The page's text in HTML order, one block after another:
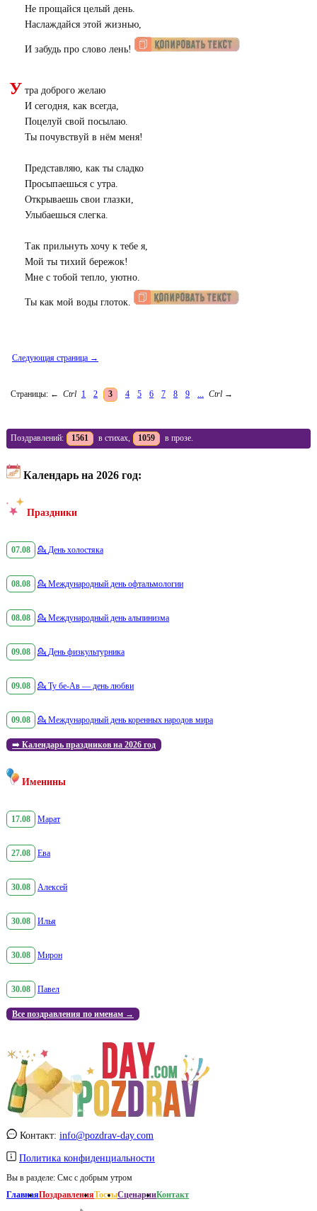
Не прощайся целый день.
Наслаждайся этой жизнью,
И забудь про слово лень!
У тра доброго желаю
И сегодня, как всегда,
Поцелуй свой посылаю.
Ты почувствуй в нём меня!
Представляю, как ты сладко
Просыпаешься с утра.
Открываешь свои глазки,
Улыбаешься слегка.
Так прильнуть хочу к тебе я,
Мой ты тихий бережок!
Мне с тобой тепло, уютно.
Ты как мой воды глоток.
Следующая страница →
Страницы: ← Ctrl 1 2 3 4 5 6 7 8 9 ... Ctrl →
Поздравлений: 1561 в стихах, 1059 в прозе.
Календарь на 2026 год:
Праздники
07.08 💁 День холостяка
08.08 💁 Международный день офтальмологии
08.08 💁 Международный день альпинизма
09.08 💁 День физкультурника
09.08 💁 Ту бе-Ав — день любви
09.08 💁 Международный день коренных народов мира
➡️ Календарь праздников на 2026 год
Именины
17.08 Марат
27.08 Ева
30.08 Алексей
30.08 Илья
30.08 Мирон
30.08 Павел
Все поздравления по именам →
Контакт: info@pozdrav-day.com
Политика конфиденциальности
Вы в разделе: Смс с добрым утром
ГлавнаяПоздравленияТостыСценарииКонтакт